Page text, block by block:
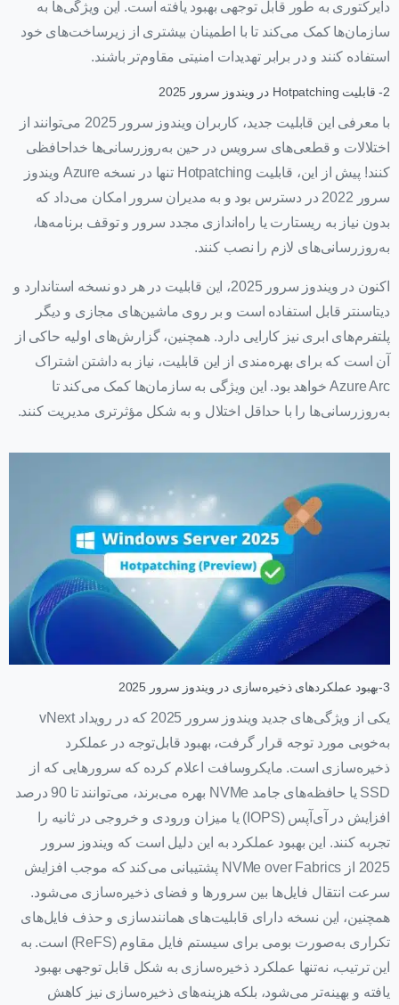
دایرکتوری به طور قابل توجهی بهبود یافته است. این ویژگی‌ها به
سازمان‌ها کمک می‌کند تا با اطمینان بیشتری از زیرساخت‌های خود
استفاده کنند و در برابر تهدیدات امنیتی مقاوم‌تر باشند.
2- قابلیت Hotpatching در ویندوز سرور 2025
با معرفی این قابلیت جدید، کاربران ویندوز سرور 2025 می‌توانند از
اختلالات و قطعی‌های سرویس در حین به‌روزرسانی‌ها خداحافظی
کنند! پیش از این، قابلیت Hotpatching تنها در نسخه Azure ویندوز
سرور 2022 در دسترس بود و به مدیران سرور امکان می‌داد که
بدون نیاز به ریستارت یا راه‌اندازی مجدد سرور و توقف برنامه‌ها،
به‌روزرسانی‌های لازم را نصب کنند.
اکنون در ویندوز سرور 2025، این قابلیت در هر دو نسخه استاندارد و
دیتاسنتر قابل استفاده است و بر روی ماشین‌های مجازی و دیگر
پلتفرم‌های ابری نیز کارایی دارد. همچنین، گزارش‌های اولیه حاکی از
آن است که برای بهره‌مندی از این قابلیت، نیاز به داشتن اشتراک
Azure Arc خواهد بود. این ویژگی به سازمان‌ها کمک می‌کند تا
به‌روزرسانی‌ها را با حداقل اختلال و به شکل مؤثرتری مدیریت کنند.
3-بهبود عملکردهای ذخیره‌سازی در ویندوز سرور 2025
یکی از ویژگی‌های جدید ویندوز سرور 2025 که در رویداد vNext
به‌خوبی مورد توجه قرار گرفت، بهبود قابل‌توجه در عملکرد
ذخیره‌سازی است. مایکروسافت اعلام کرده که سرورهایی که از
SSD یا حافظه‌های جامد NVMe بهره می‌برند، می‌توانند تا 90 درصد
افزایش در آی‌آپس (IOPS) یا میزان ورودی و خروجی در ثانیه را
تجربه کنند. این بهبود عملکرد به این دلیل است که ویندوز سرور
2025 از NVMe over Fabrics پشتیبانی می‌کند که موجب افزایش
سرعت انتقال فایل‌ها بین سرورها و فضای ذخیره‌سازی می‌شود.
همچنین، این نسخه دارای قابلیت‌های همانندسازی و حذف فایل‌های
تکراری به‌صورت بومی برای سیستم فایل مقاوم (ReFS) است. به
این ترتیب، نه‌تنها عملکرد ذخیره‌سازی به شکل قابل توجهی بهبود
یافته و بهینه‌تر می‌شود، بلکه هزینه‌های ذخیره‌سازی نیز کاهش